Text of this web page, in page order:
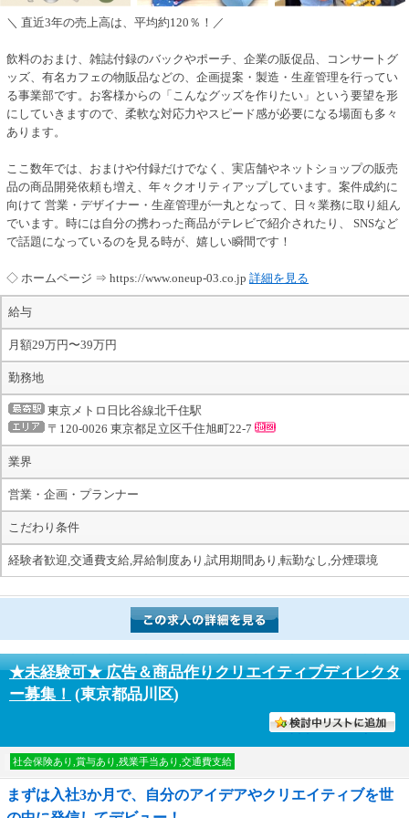
＼ 直近3年の売上高は、平均約120％！／
飲料のおまけ、雑誌付録のバックやポーチ、企業の販促品、コンサートグ
ッズ、有名カフェの物販品などの、企画提案・製造・生産管理を行ってい
る事業部です。お客様からの「こんなグッズを作りたい」という要望を形
にしていきますので、柔軟な対応力やスピード感が必要になる場面も多々
あります。
ここ数年では、おまけや付録だけでなく、実店舗やネットショップの販売
品の商品開発依頼も増え、年々クオリティアップしています。案件成約に
向けて 営業・デザイナー・生産管理が一丸となって、日々業務に取り組ん
でいます。時には自分の携わった商品がテレビで紹介されたり、 SNSなど
で話題になっているのを見る時が、嬉しい瞬間です！
◇ ホームページ ⇒ https://www.oneup-03.co.jp 詳細を見る
給与
月額29万円〜39万円
勤務地
東京メトロ日比谷線北千住駅
〒120-0026 東京都足立区千住旭町22-7
業界
営業・企画・プランナー
こだわり条件
経験者歓迎,交通費支給,昇給制度あり,試用期間あり,転勤なし,分煙環境
★未経験可★ 広告＆商品作りクリエイティブディレクタ
ー募集！ (東京都品川区)
社会保険あり,賞与あり,残業手当あり,交通費支給
まずは入社3か月で、自分のアイデアやクリエイティブを世